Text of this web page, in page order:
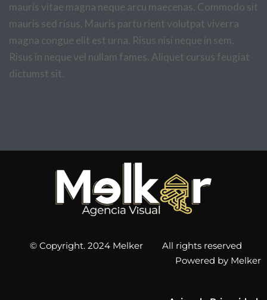
mauris vitae magna neque arcu maecenas. Commodo sit
mauris sed risus. Mauris partu rient volutpat viverra
magna congue elit est urna. Risus nisi neque in sem.
Risus in neque vel nullam fames. Aliquet cursus feugiat
dictumst sit.
© Copyright. 2024 Melker All rights reserved
Powered by Melker